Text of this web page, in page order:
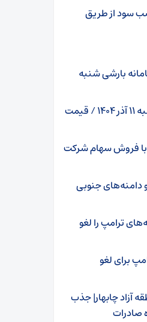
سود از طریق
دی ماه| سامانه بارشی شنبه
قیمت جهانی نفت امروز سه شنبه ۱۱ آذر ۱۴۰۴ / قیمت
با فروش سهام شرکت
دامنه‌های جنوبی
ترامپ را لغو
برای لغو
آزاد چابهار| جذب
صادرات